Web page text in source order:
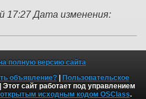
17:27 Дата изменения:
полную версию сайта
объявление?| Пользовательское
| Этот сайт работает под управлением
исходным кодом OSClass.